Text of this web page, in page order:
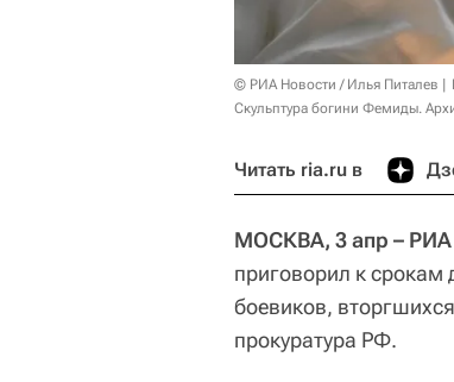
© РИА Новости / Илья Питалев
Скульптура богини Фемиды.
Читать ria.ru в
МОСКВА, 3 апр – РИА
приговорил к срокам
боевиков,
прокуратура РФ.